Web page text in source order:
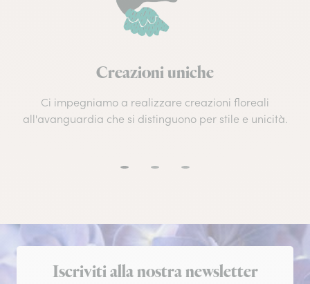
Creazioni uniche
Ci impegniamo a realizzare creazioni floreali
all'avanguardia che si distinguono per stile e unicità.
Iscrizione alla newsletter
Iscriviti alla nostra newsletter